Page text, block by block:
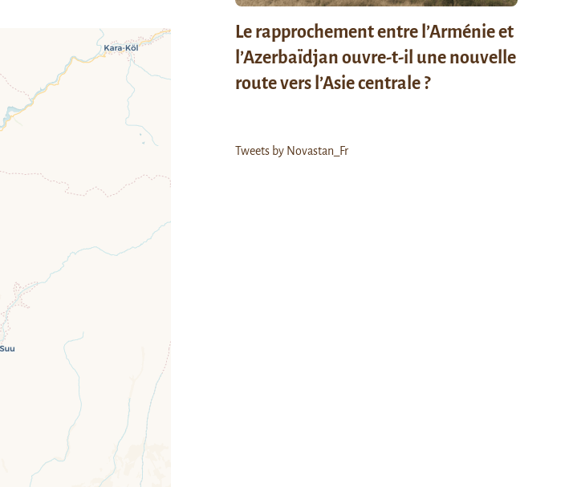
Le rapprochement entre l’Arménie et
l’Azerbaïdjan ouvre-t-il une nouvelle
route vers l’Asie centrale ?
Tweets by Novastan_Fr